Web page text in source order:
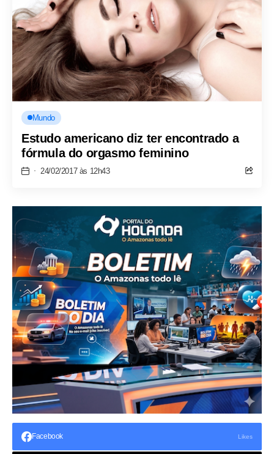
Mundo
Estudo americano diz ter encontrado a
fórmula do orgasmo feminino
24/02/2017 às 12h43
Facebook Likes